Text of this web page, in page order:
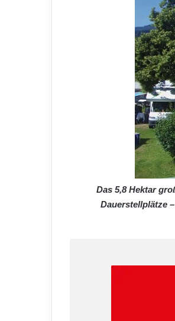
Das 5,8 Hektar
Dauerstellplätze